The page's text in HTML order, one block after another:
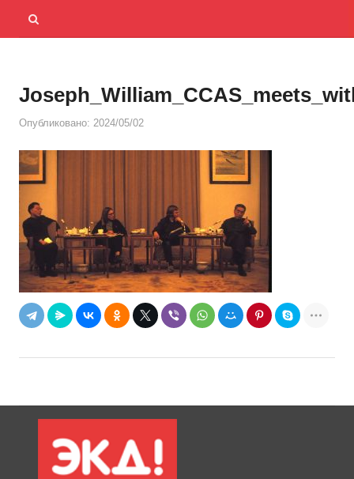
Menu
Открыть
Опубликовано: 2024/05/02